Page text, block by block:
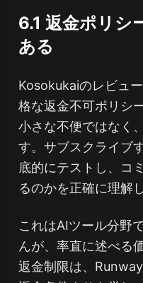
6.1 返金ポリシ
ある
Kosokukaiのレビュ
格な返金不可ポリシ
小さな不便ではなく
す。サブスクライブ
底的にテストし、コ
るのかを正確に理解
これはAIツール分野
んが、率直に述べる
返金制限は、